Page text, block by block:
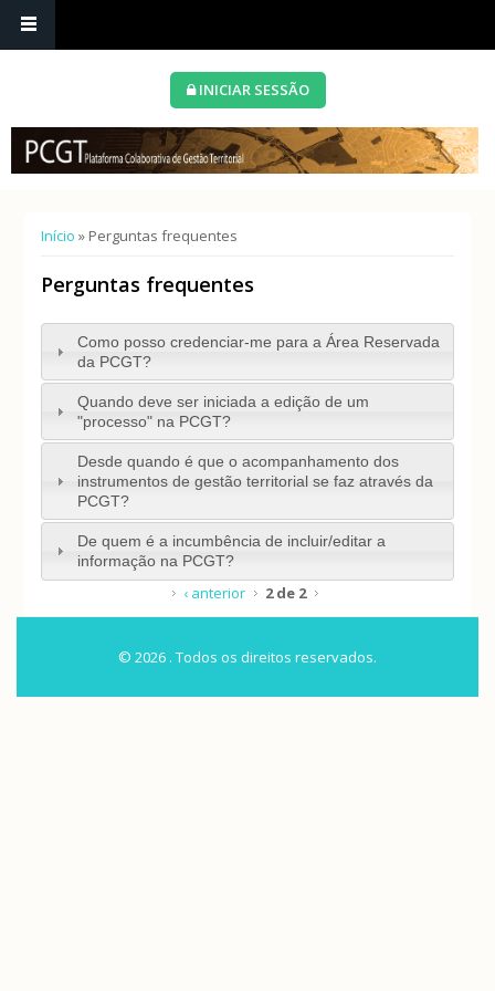
INICIAR SESSÃO
Está aqui
Início » Perguntas frequentes
Perguntas frequentes
Como posso credenciar-me para a Área Reservada
da PCGT?
Quando deve ser iniciada a edição de um
"processo" na PCGT?
Desde quando é que o acompanhamento dos
instrumentos de gestão territorial se faz através da
PCGT?
De quem é a incumbência de incluir/editar a
informação na PCGT?
‹ anterior 2 de 2
© 2026 . Todos os direitos reservados.